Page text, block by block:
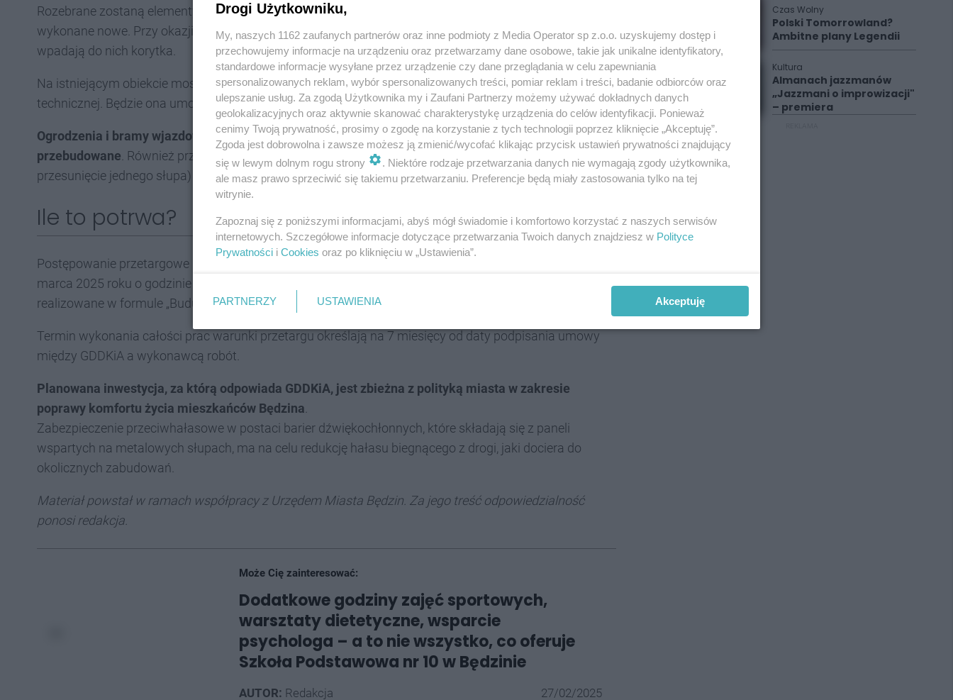
Rozebrane zostaną elementy ściekowe w formie betonowych korytek, a na to miejsce zostaną
wykonane nowe. Przy okazji zostaną odnowione zostaną fragmenty rowów w miejscu, w którym
wpadają do nich korytka.
Na istniejącym obiekcie mostowym nad ulicą Adama Mickiewicza zostanie wykonana furtka dla obsługi
technicznej. Będzie ona umożliwiała zejście z drogi na istniejące schody skarpowe przy obiekcie.
Ogrodzenia i bramy wjazdowe do posesji przy ulicy Hutniczej (posesje nr: 11, 14 i 18) zostaną
przebudowane . Również przebudowie ulegną we fragmentach sieci: teletechniczna (konieczne
przesunięcie jednego słupa) oraz elektroenergetyczna średniego i niskiego napięcia.
Ile to potrwa?
Postępowanie przetargowe rozpoczęło się 25 lutego 2025 roku o godzinie 14:45, a zakończy się 18
marca 2025 roku o godzinie 10:00. Kwadrans później nastąpi otwarcie ofert. Zamówienie będzie
realizowane w formule „Buduj” (projekt techniczny już istnieje).
Termin wykonania całości prac warunki przetargu określają na 7 miesięcy od daty podpisania umowy
między GDDKiA a wykonawcą robót.
Planowana inwestycja, za którą odpowiada GDDKiA, jest zbieżna z polityką miasta w zakresie
poprawy komfortu życia mieszkańców Będzina
Zabezpieczenie przeciwhałasowe w postaci barier dźwiękochłonnych, które składają się z paneli
wspartych na metalowych słupach, ma na celu redukcję hałasu biegnącego z drogi, jaki dociera do
okolicznych zabudowań.
Materiał powstał w ramach współpracy z Urzędem Miasta Będzin. Za jego treść odpowiedzialność
ponosi redakcja.
Może Cię zainteresować:
Dodatkowe godziny zajęć sportowych,
warsztaty dietetyczne, wsparcie
psychologa – a to nie wszystko, co oferuje
Szkoła Podstawowa nr 10 w Będzinie
AUTOR: Redakcja 27/02/2025
Czas Wolny
Polski Tomorrowland?
Ambitne plany Legendii
Kultura
Almanach jazzmanów
„Jazzmani o improwizacji"
– premiera
Drogi Użytkowniku,
My, naszych 1162 zaufanych partnerów oraz inne podmioty z Media Operator sp z.o.o. uzyskujemy dostęp i
przechowujemy informacje na urządzeniu oraz przetwarzamy dane osobowe, takie jak unikalne identyfikatory,
standardowe informacje wysyłane przez urządzenie czy dane przeglądania w celu zapewniania
spersonalizowanych reklam, wybór spersonalizowanych treści, pomiar reklam i treści, badanie odbiorców oraz
ulepszanie usług. Za zgodą Użytkownika my i Zaufani Partnerzy możemy używać dokładnych danych
geolokalizacyjnych oraz aktywnie skanować charakterystykę urządzenia do celów identyfikacji. Ponieważ
cenimy Twoją prywatność, prosimy o zgodę na korzystanie z tych technologii poprzez kliknięcie „Akceptuję”.
Zgoda jest dobrowolna i zawsze możesz ją zmienić/wycofać klikając przycisk ustawień prywatności znajdujący
się w lewym dolnym rogu strony
. Niektóre rodzaje przetwarzania danych nie wymagają zgody użytkownika,
ale masz prawo sprzeciwić się takiemu przetwarzaniu. Preferencje będą miały zastosowania tylko na tej
witrynie.
Zapoznaj się z poniższymi informacjami, abyś mógł świadomie i komfortowo korzystać z naszych serwisów
internetowych. Szczegółowe informacje dotyczące przetwarzania Twoich danych znajdziesz w Polityce
Prywatności i Cookies oraz po kliknięciu w „Ustawienia”.
PARTNERZY USTAWIENIA Akceptuję